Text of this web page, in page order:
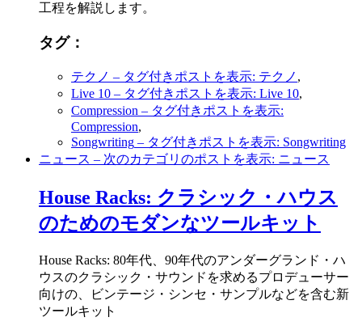
工程を解説します。
タグ：
テクノ – タグ付きポストを表示: テクノ ,
Live 10 – タグ付きポストを表示: Live 10,
Compression – タグ付きポストを表示:
Compression,
Songwriting – タグ付きポストを表示: Songwriting
ニュース – 次のカテゴリのポストを表示: ニュース
House Racks: クラシック・ハウス
のためのモダンなツールキット
House Racks: 80年代、90年代のアンダーグランド・ハ
ウスのクラシック・サウンドを求めるプロデューサー
向けの、ビンテージ・シンセ・サンプルなどを含む新
ツールキット